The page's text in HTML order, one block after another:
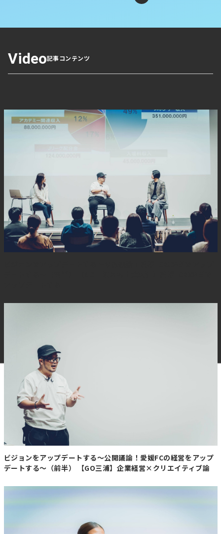
Video記事コンテンツ
ビジョンをアップデートする～公開議論！愛媛FCの経営をアップ
デートする～（前半） 【GO三浦】企業経営×クリエイティブ論